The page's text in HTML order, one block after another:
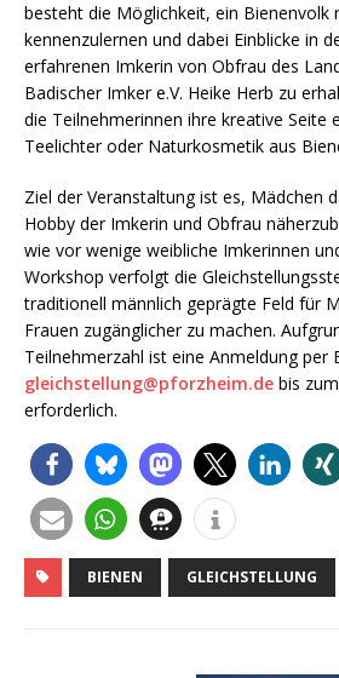
besteht die Möglichkeit, ein Bienenvolk
kennenzulernen und dabei Einblicke in
erfahrenen Imkerin von Obfrau des
Badischer Imker e.V. Heike Herb zu
die Teilnehmerinnen ihre kreative Seite
Teelichter oder Naturkosmetik aus
Ziel der Veranstaltung ist es, Mädchen
Hobby der Imkerin und Obfrau
wie vor wenige weibliche Imkerinnen
Workshop verfolgt die
traditionell männlich geprägte Feld für
Frauen zugänglicher zu machen.
Teilnehmerzahl ist eine Anmeldung per
gleichstellung@pforzheim.de bis
erforderlich.
BIENEN GLEICHSTELLUNG